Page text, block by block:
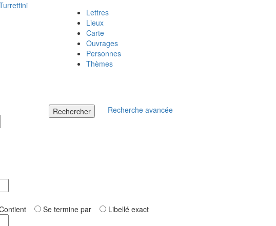
Lettres
Lieux
Carte
Ouvrages
Personnes
Thèmes
Rechercher Recherche avancée
Se termine par Libellé exact